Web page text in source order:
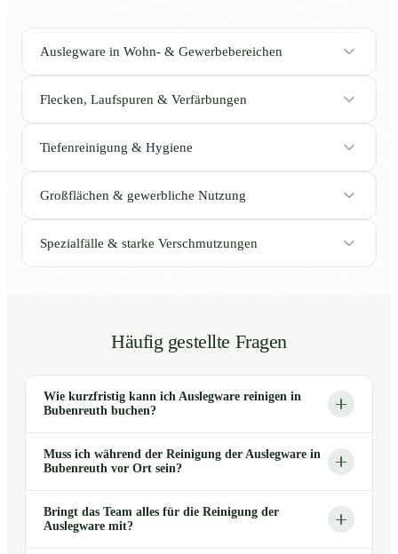
Auslegware in Wohn- & Gewerbebereichen
Flecken, Laufspuren & Verfärbungen
Tiefenreinigung & Hygiene
Großflächen & gewerbliche Nutzung
Spezialfälle & starke Verschmutzungen
Häufig gestellte Fragen
Wie kurzfristig kann ich Auslegware reinigen in
Bubenreuth buchen?
Muss ich während der Reinigung der Auslegware in
Bubenreuth vor Ort sein?
Bringt das Team alles für die Reinigung der
Auslegware mit?